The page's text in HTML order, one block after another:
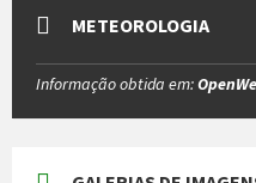
METEOROLOGIA
Informação obtida em: